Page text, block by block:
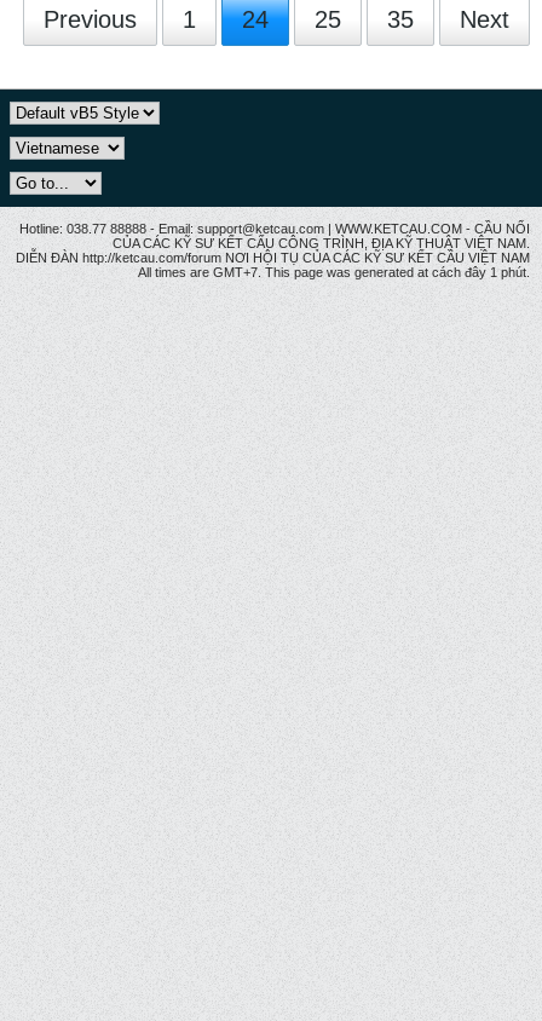
Previous 1 24 25 35 Next
Hotline: 038.77 88888 - Email: support@ketcau.com | WWW.KETCAU.COM - CẦU NỐI
CỦA CÁC KỸ SƯ KẾT CẤU CÔNG TRÌNH, ĐỊA KỸ THUẬT VIỆT NAM.
DIỄN ĐÀN http://ketcau.com/forum NƠI HỘI TỤ CỦA CÁC KỸ SƯ KẾT CÂU VIỆT NAM
All times are GMT+7. This page was generated at cách đây 1 phút.